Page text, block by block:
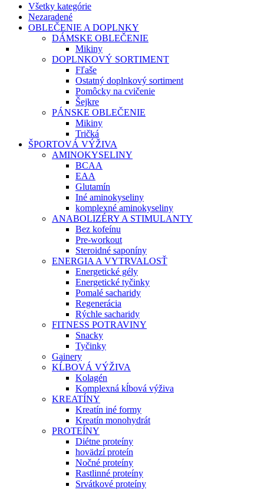
Všetky kategórie
Nezaradené
OBLEČENIE A DOPLNKY
DÁMSKE OBLEČENIE
Mikiny
DOPLNKOVÝ SORTIMENT
Fľaše
Ostatný doplnkový sortiment
Pomôcky na cvičenie
Šejkre
PÁNSKE OBLEČENIE
Mikiny
Tričká
ŠPORTOVÁ VÝŽIVA
AMINOKYSELINY
BCAA
EAA
Glutamín
Iné aminokyseliny
komplexné aminokyseliny
ANABOLIZÉRY A STIMULANTY
Bez kofeínu
Pre-workout
Steroidné saponíny
ENERGIA A VYTRVALOSŤ
Energetické gély
Energetické tyčinky
Pomalé sacharidy
Regenerácia
Rýchle sacharidy
FITNESS POTRAVINY
Snacky
Tyčinky
Gainery
KĹBOVÁ VÝŽIVA
Kolagén
Komplexná kĺbová výživa
KREATÍNY
Kreatín iné formy
Kreatín monohydrát
PROTEÍNY
Diétne proteíny
hovädzí proteín
Nočné proteíny
Rastlinné proteíny
Srvátkové proteíny